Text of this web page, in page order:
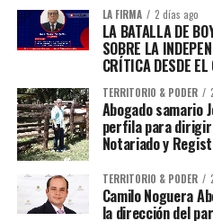
LA FIRMA 2 días ago
LA BATALLA DE
SOBRE LA
CRÍTICA DESDE
TERRITORIO & PODER
Abogado samario
perfila para dirigir
Notariado y
TERRITORIO & PODER
Camilo Noguera
la dirección del